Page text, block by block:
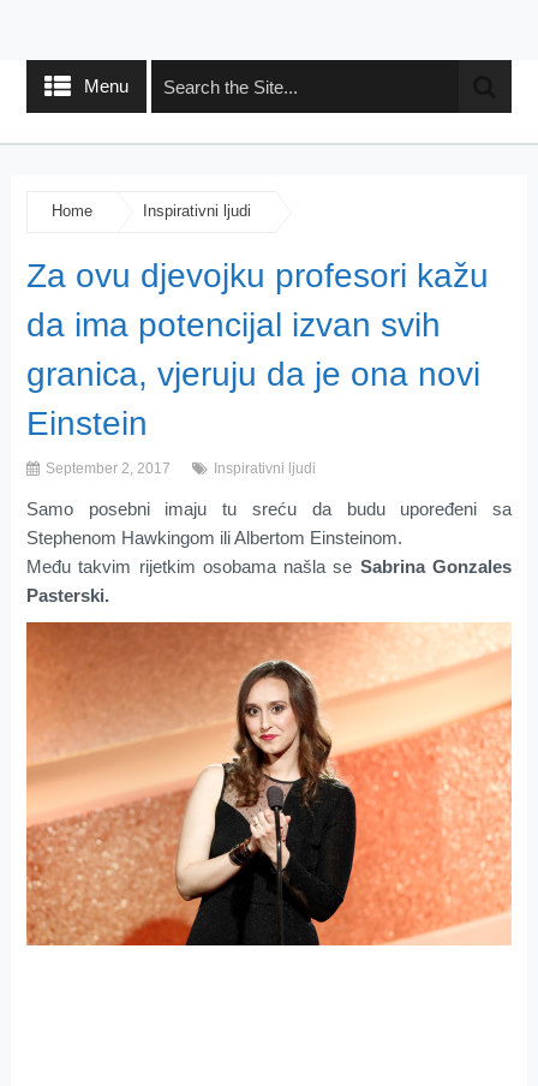
Menu
Home Inspirativni ljudi
Za ovu djevojku profesori kažu
da ima potencijal izvan svih
granica, vjeruju da je ona novi
Einstein
September 2, 2017 Inspirativni ljudi
Samo posebni imaju tu sreću da budu upoređeni sa
Stephenom Hawkingom ili Albertom Einsteinom.
Među takvim rijetkim osobama našla se Sabrina Gonzales
Pasterski.